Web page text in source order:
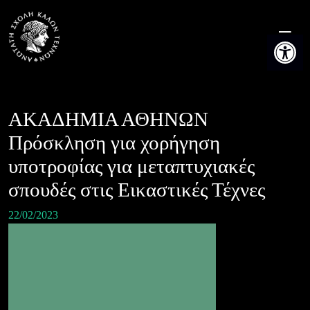
Ανοίξτε
content
AKAΔΗΜΙΑ ΑΘΗΝΩΝ
Πρόσκληση για χορήγηση
υποτροφίας για μεταπτυχιακές
σπουδές στις Εικαστικές Τέχνες
22/02/2023